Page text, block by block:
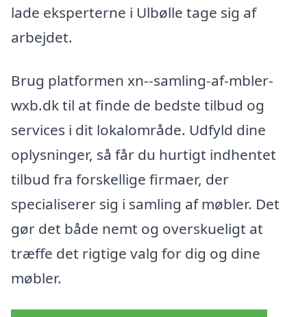
lade eksperterne i Ulbølle tage sig af
arbejdet.
Brug platformen xn--samling-af-mbler-
wxb.dk til at finde de bedste tilbud og
services i dit lokalområde. Udfyld dine
oplysninger, så får du hurtigt indhentet
tilbud fra forskellige firmaer, der
specialiserer sig i samling af møbler. Det
gør det både nemt og overskueligt at
træffe det rigtige valg for dig og dine
møbler.